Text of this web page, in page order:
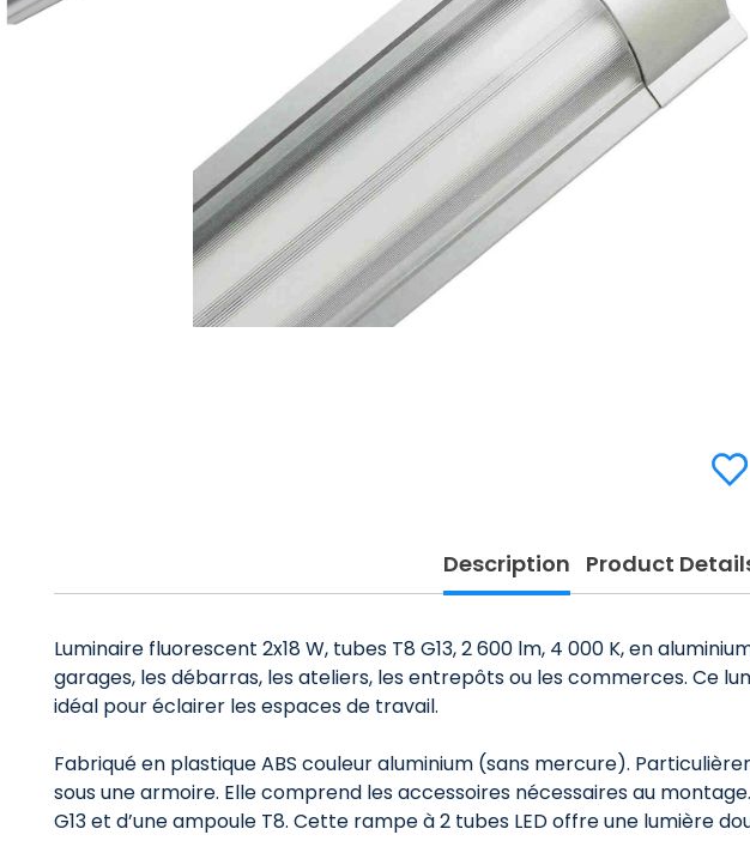
Description Product
Luminaire fluorescent 2x18 W, tubes T8 G13, 2 600 lm, 4 000 K, en
garages, les débarras, les ateliers, les entrepôts ou les commerces. Ce
idéal pour éclairer les espaces de travail.
Fabriqué en plastique ABS couleur aluminium (sans mercure).
sous une armoire. Elle comprend les accessoires nécessaires au montage.
G13 et d’une ampoule T8. Cette rampe à 2 tubes LED offre une lumière